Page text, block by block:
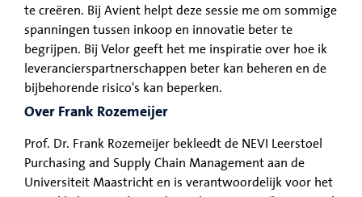
te creëren. Bij Avient helpt deze sessie me om sommige
spanningen tussen inkoop en innovatie beter te
begrijpen. Bij Velor geeft het me inspiratie over hoe ik
leverancierspartnerschappen beter kan beheren en de
bijbehorende risico's kan beperken.
Over Frank Rozemeijer
Prof. Dr. Frank Rozemeijer bekleedt de NEVI Leerstoel
Purchasing and Supply Chain Management aan de
Universiteit Maastricht en is verantwoordelijk voor het